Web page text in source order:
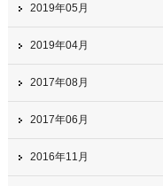
2019年05月
2019年04月
2017年08月
2017年06月
2016年11月